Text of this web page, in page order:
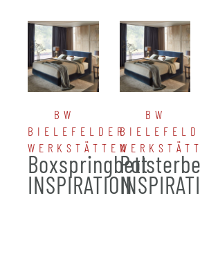
BW
BIELEFELDER
WERKSTÄTTEN
Boxspringbett
INSPIRATION
BW